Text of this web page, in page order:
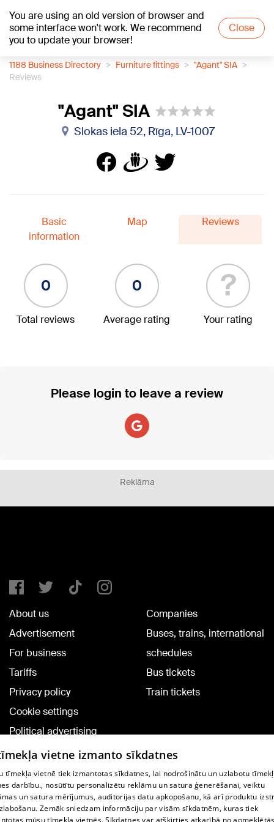
You are using an old version of browser and
some interface won't work. We recommend
you to update your browser!
Close
+17°C
1188 Business Directory Furniture fittings
"Agant" SIA
Reviews
"Agant" SIA
Slokas iela 52, Rīga, LV-1007
Basic
information
Map Reviews
0
Total reviews
0
Average rating
?
Your rating
Please login to leave a review
Reklāma
About us
Advertisement
For business
Tariffs
Privacy policy
Cookie settings
Political advertising
Cookie policy
Commenting terms
Companies
Buses, trains, international
schedules
Bus tickets
Train tickets
TV program
Contract rules
vietne izmanto sīkdatnes
tīmekļa vietnē tiek izmantotas sīkdatnes, lai nodrošinātu un uzlabotu
darbību., nosūtītu personalizētu reklāmu un satura ģenerēšanai, veiktu
un satura mērījumus, auditorijas datu apkopošanu, kā arī produktu
Zemāk sniedzam informāciju par visām sīkdatnēm, kuras tiek
mūsu tīmekļa vietnēs. Sīkdatnes var atšķirties atkarībā no